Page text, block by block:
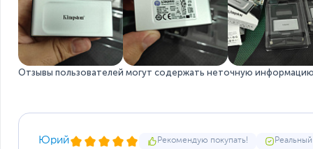
Отзывы пользователей могут содержать неточную
Юрий Рекомендую покупать!